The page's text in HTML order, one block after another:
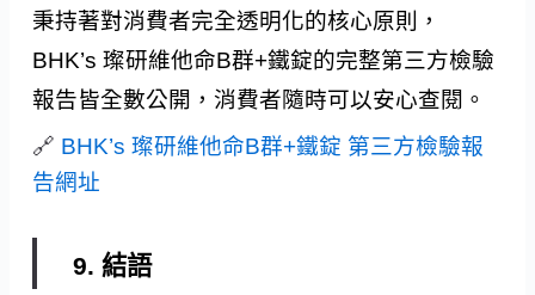
秉持著對消費者完全透明化的核心原則，
BHK’s 璨研維他命B群+鐵錠的完整第三方檢驗
報告皆全數公開，消費者隨時可以安心查閱。
🔗 BHK’s 璨研維他命B群+鐵錠 第三方檢驗報
告網址
9. 結語